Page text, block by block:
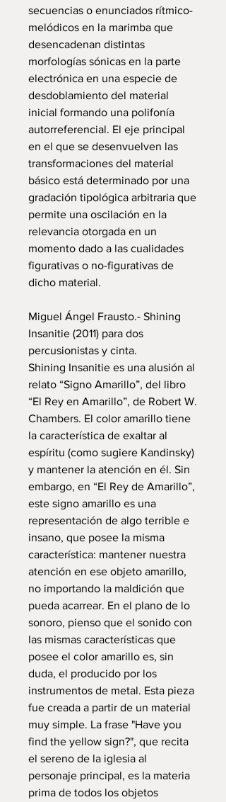
secuencias o enunciados rítmico-
melódicos en la marimba que
desencadenan distintas
morfologías sónicas en la parte
electrónica en una especie de
desdoblamiento del material
inicial formando una polifonía
autorreferencial. El eje principal
en el que se desenvuelven las
transformaciones del material
básico está determinado por una
gradación tipológica arbitraria que
permite una oscilación en la
relevancia otorgada en un
momento dado a las cualidades
figurativas o no-figurativas de
dicho material.
Miguel Ángel Frausto.- Shining
Insanitie (2011) para dos
percusionistas y cinta.
Shining Insanitie es una alusión al
relato “Signo Amarillo”, del libro
“El Rey en Amarillo”, de Robert W.
Chambers. El color amarillo tiene
la característica de exaltar al
espíritu (como sugiere Kandinsky)
y mantener la atención en él. Sin
embargo, en “El Rey de Amarillo”,
este signo amarillo es una
representación de algo terrible e
insano, que posee la misma
característica: mantener nuestra
atención en ese objeto amarillo,
no importando la maldición que
pueda acarrear. En el plano de lo
sonoro, pienso que el sonido con
las mismas características que
posee el color amarillo es, sin
duda, el producido por los
instrumentos de metal. Esta pieza
fue creada a partir de un material
muy simple. La frase "Have you
find the yellow sign?", que recita
el sereno de la iglesia al
personaje principal, es la materia
prima de todos los objetos